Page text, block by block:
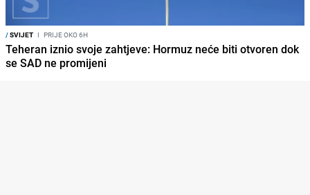
/SVIJET I PRIJE OKO 6H
Teheran iznio svoje zahtjeve: Hormuz neće biti otvoren dok
se SAD ne promijeni